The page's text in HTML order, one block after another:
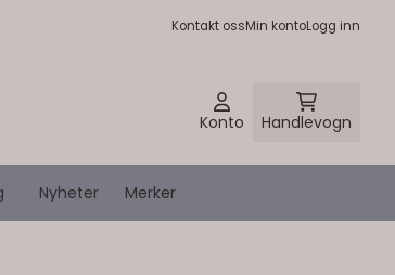
Kontakt ossMin kontoLogg inn
Konto Handlevogn
Nyheter Merker